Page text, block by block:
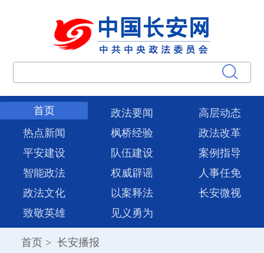
首页 政法要闻
高层动态
热点新闻
枫桥经验
政法改革
平安建设
队伍建设
案例指导
智能政法
权威辟谣
人事任免
政法文化
以案释法
长安微视
致敬英雄
见义勇为
首页 > 长安播报